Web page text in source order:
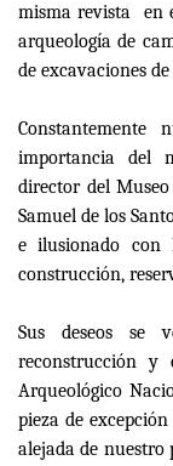
misma revista en
arqueología de
de excavaciones de
Constantemente
importancia del
director del
Samuel de los
e ilusionado con
construcción,
Sus deseos se
reconstrucción y
Arqueológico
pieza de
alejada de nuestro